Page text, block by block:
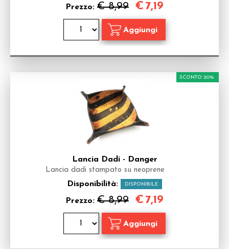
Prezzo: € 8,99 € 7,19
Lancia Dadi - Danger
Lancia dadi stampato su neoprene
Disponibilità: DISPONIBILE
Prezzo: € 8,99
SCONTO 20%
€ 7,19